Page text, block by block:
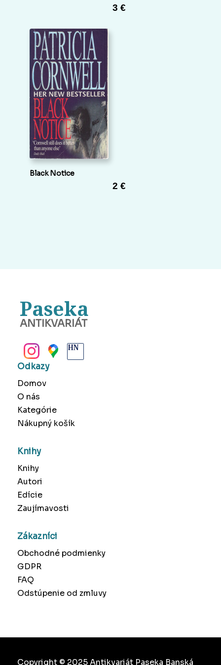
3 €
Black Notice
2 €
Paseka
ANTIKVARIÁT
Odkazy
Domov
O nás
Kategórie
Nákupný košík
Knihy
Knihy
Autori
Edície
Zaujímavosti
Zákazníci
Obchodné podmienky
GDPR
FAQ
Odstúpenie od zmluvy
Copyright © 2025 Antikvariát Paseka Banská